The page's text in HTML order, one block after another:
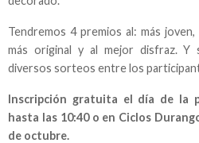
Tendremos 4 premios al: más
más original y al mejor disfraz. Y
diversos sorteos entre los
Inscripción gratuita el día de la
hasta las 10:40 o en Ciclos
de octubre.